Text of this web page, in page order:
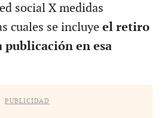
social X medidas
cuales se incluye el retiro
en esa
PUBLICIDAD